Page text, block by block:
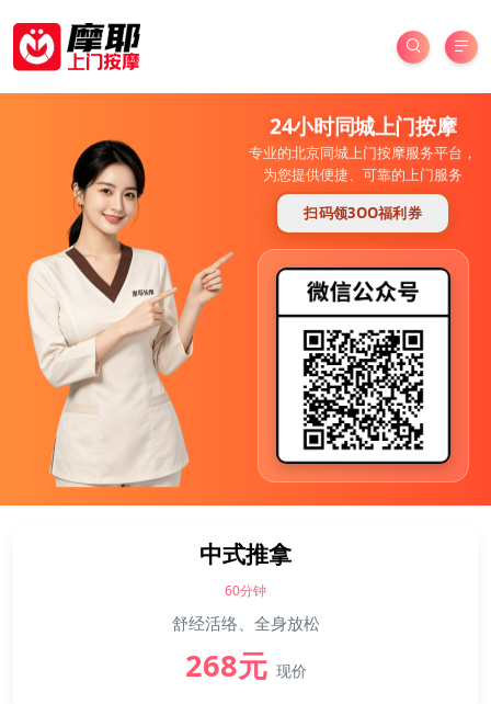
24小时同城上门按摩
专业的北京同城上门按摩服务平台，
为您提供便捷、可靠的上门服务
扫码领3OO福利券
中式推拿
60分钟
舒经活络、全身放松
268元 现价